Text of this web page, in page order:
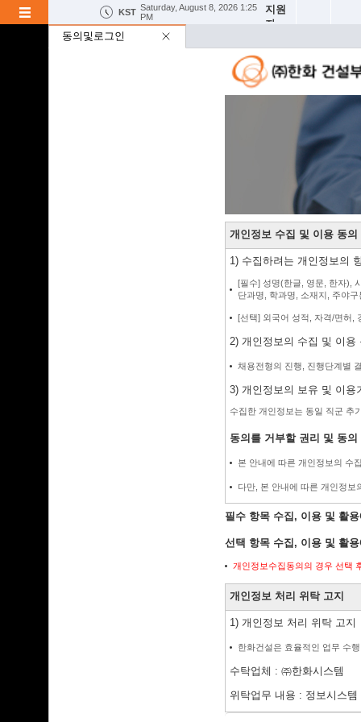
MY MENU
KST Saturday, August 8, 2026 1:25
PM
지원
자
동의및로그인
개인정보 수집 및 이용 동의
1) 수집하려는 개인정보의
[필수] 성명(한글, 영문, 한자),
[선택] 외국어 성적, 자격/면허,
2) 개인정보의 수집 및 이용
채용전형의 진행, 진행단계별
3) 개인정보의 보유 및 이용
동의를 거부할 권리 및 동
본 안내에 따른 개인정보의 수
다만, 본 안내에 따른 개인정보
수집한 개인정보는 동일 직군 추
개인정보 처리 위탁 고지
1) 개인정보 처리 위탁 고지
한화건설은 효율적인 업무 수
수탁업체 : ㈜한화시스템
위탁업무 내용 : 정보시스
필수 항목 수집, 이용 및 활
선택 항목 수집, 이용 및 활
개인정보수집동의의 경우 선택